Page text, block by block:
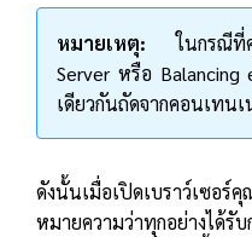
หมายเหตุ: ในกรณีที่คุ
Server หรือ
เดียวกันถัดจากคอนเทน
ดังนั้นเมื่อเปิดเบราว์เซอร์
หมายความว่าทุกอย่างได้รั